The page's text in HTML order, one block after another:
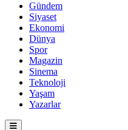
Gündem
Siyaset
Ekonomi
Dünya
Spor
Magazin
Sinema
Teknoloji
Yaşam
Yazarlar